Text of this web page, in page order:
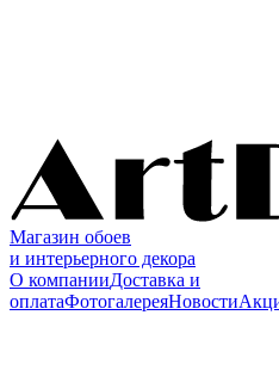
Магазин обоев
и интерьерного декора
О компанииДоставка и
оплатаФотогалереяНовости